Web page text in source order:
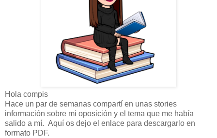
Hola compis
Hace un par de semanas compartí en unas stories
información sobre mi oposición y el tema que me había
salido a mí. Aquí os dejo el enlace para descargarlo en
formato PDF.